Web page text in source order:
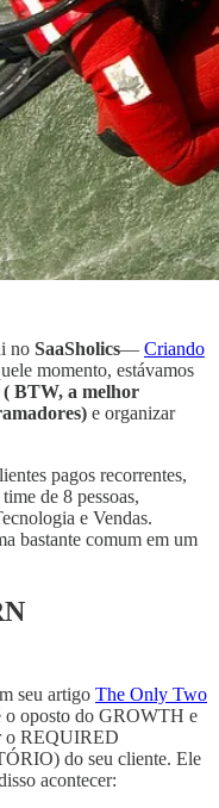
no SaaSholics— Criando
momento, estávamos
( BTW, a melhor
e organizar
pagos recorrentes,
de 8 pessoas,
e Vendas.
bastante comum em um
seu artigo The Only Two
oposto do GROWTH e
o REQUIRED
do seu cliente. Ele
acontecer: